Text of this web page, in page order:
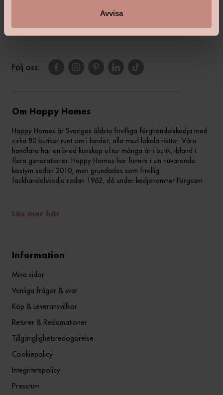
Avvisa
Följ oss:
Om Happy Homes
Happy Homes är Sveriges äldsta frivilliga färghandelskedja med
cirka 80 butiker runt om i landet, alla med lokala rötter. Våra
handlare har en bred kunskap efter många år i butik, ibland i
flera generationer. Happy Homes har funnits i sin nuvarande
kostym sedan 2010, men grundades som frivillig
fackhandelskedja redan 1962, då under kedjenamnet Färgsam.
Läs mer här
Information
Mina sidor
Vanliga frågor & svar
Köp & Leveransvillkor
Returer & Reklamationer
Tillgänglighetsredogörelse
Cookiepolicy
Integritetspolicy
Pressrum